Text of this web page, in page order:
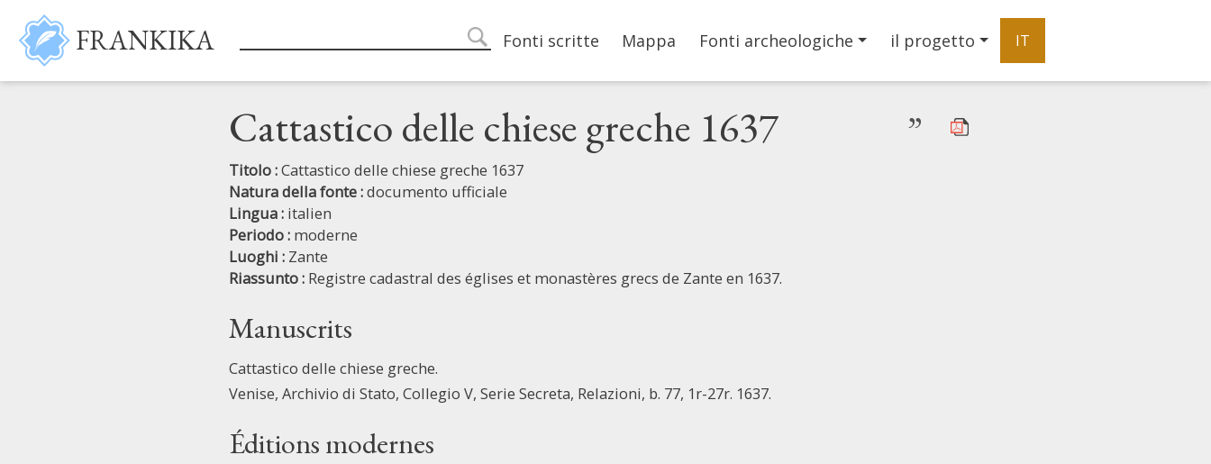
Salta al contenuto principale
FRANKIKA search
Main navigation
Fonti scritte Mappa Fonti archeologiche il progetto IT
Cattastico delle chiese greche 1637 ”
Titolo :Cattastico delle chiese greche 1637
Natura della fonte :documento ufficiale
Lingua : italien
Periodo : moderne
Luoghi : Zante
Riassunto : Registre cadastral des églises et monastères grecs de Zante en 1637.
Manuscrits
Cattastico delle chiese greche.
Venise, Archivio di Stato, Collegio V, Serie Secreta, Relazioni, b. 77, 1r-27r. 1637.
Éditions modernes